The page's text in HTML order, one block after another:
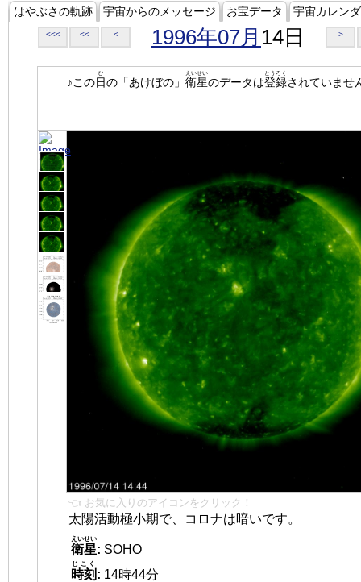
はやぶさの軌跡 宇宙からのメッセージ お宝データ 宇宙カレン
<<< << < 1996年07月 14日 >
♪この日
ひ
の「あけぼの」 衛星
えいせい
のデータは登録
とうろく
されていませ
👈 お気に入りのアイコンをクリック！
太陽活動極小期で、コロナは暗いです。
衛星
えいせい
: SOHO
時刻
じこく
: 14時44分